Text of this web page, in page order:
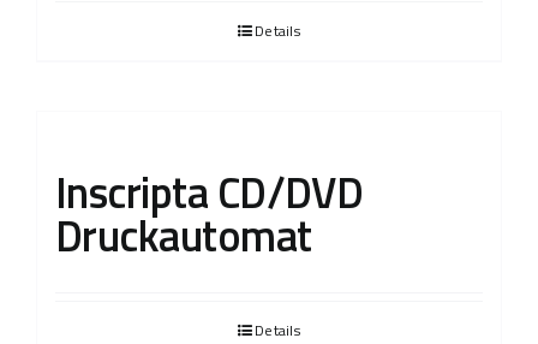
Details
Inscripta CD/DVD
Druckautomat
Details